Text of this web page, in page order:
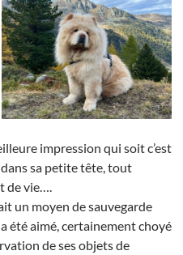
impression qui soit c’est
sa petite tête, tout
vie….
un moyen de sauvegarde
été aimé, certainement choyé
de ses objets de